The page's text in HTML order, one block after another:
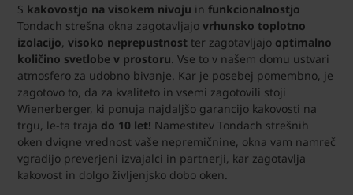
S kakovostjo na visokem nivoju in funkcionalnostjo
Tondach strešna okna zagotavljajo vrhunsko toplotno
izolacijo, visoko neprepustnost ter zagotavljajo optimalno
količino svetlobe v prostoru. Vse to v našem domu ustvari
atmosfero za udobno bivanje. Kar je posebej pomembno, je
zagotovo to, da za kvaliteto in vsemi zagotovili stoji
Wienerberger, ki ponuja najdaljšo garancijo kakovosti na
trgu, le-ta traja do 10 let! Namestitev Tondach strešnih
oken dvigne vrednost vaše nepremičnine, okna vam namreč
vgradijo preverjeni izvajalci in partnerji, kar zagotavlja
kakovost in dolgo življenjsko dobo oken.